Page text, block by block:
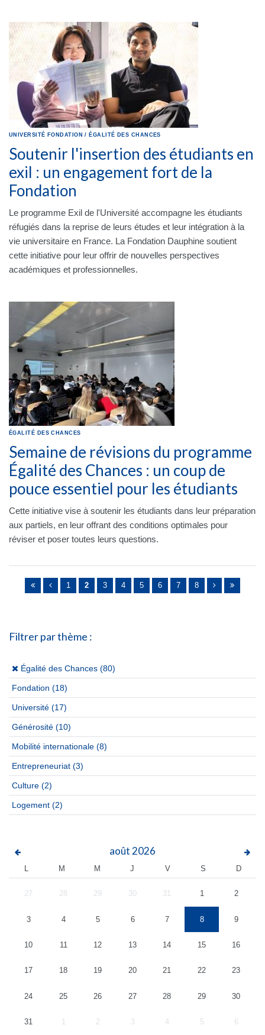
UNIVERSITÉ FONDATION / ÉGALITÉ DES CHANCES
Soutenir l'insertion des étudiants en
exil : un engagement fort de la
Fondation
Le programme Exil de l'Université accompagne les étudiants
réfugiés dans la reprise de leurs études et leur intégration à la
vie universitaire en France. La Fondation Dauphine soutient
cette initiative pour leur offrir de nouvelles perspectives
académiques et professionnelles.
ÉGALITÉ DES CHANCES
Semaine de révisions du programme
Égalité des Chances : un coup de
pouce essentiel pour les étudiants
Cette initiative vise à soutenir les étudiants dans leur préparation
aux partiels, en leur offrant des conditions optimales pour
réviser et poser toutes leurs questions.
Pages 1 2 3 4 5 6 7 8
Filtrer par thème :
(x)
Égalité des Chances (80)
Fondation (18)
Université (17)
Générosité (10)
Mobilité internationale (8)
Entrepreneuriat (3)
Culture (2)
Logement (2)
août 2026
L M M J V S D
27 28 29 30 31 1 2
3 4 5 6 7 8 9
10 11 12 13 14 15 16
17 18 19 20 21 22 23
24 25 26 27 28 29 30
31 1 2 3 4 5 6